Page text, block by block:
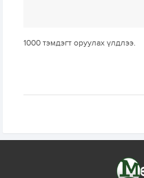
1000 тэмдэгт оруулах үлдлээ.